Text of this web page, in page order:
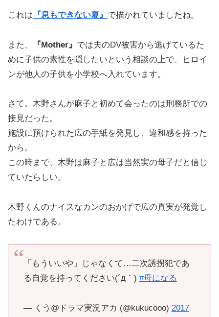
これは 『息もできない夏』 で描かれていましたね。
また、 『Mother』 では夫のDV被害から逃げているた
めに子供の素性を隠したいという相談の上で、ヒロイ
ンが他人の子供を小学校へ入れています。
さて。木野さんが麻子と初めて会ったのは刑務所での
接見だった。
施設に預けられた広の手紙を発見し、違和感を持った
から。
この時まで、木野は麻子と広は当然実の母子だと信じ
ていたらしい。
木野くんのナイスなカンのおかげで広の真実が発覚し
たわけである。
「もういいや」じゃなくて…二次誘拐犯であ
る自覚を持ってください(´д｀) #母になる
— くう@ドラマ実況アカ (@kukucooo) 2017